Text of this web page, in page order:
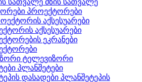
მზის სათვალე
პროექტორები
აქსესუარები
ეკრანები
ტელევიზორი
პლანშეტები
პლანშეტეპის